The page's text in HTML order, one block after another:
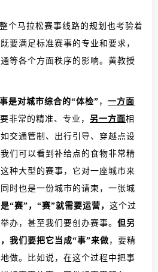
个马拉松赛事线路的规划也考验着
要满足标准赛事的专业和要求，
等各个方面秩序的影响。黄教授
是对城市综合的“体检” ， 一方面
非常的精准、专业， 另一方面相
交通管制、出行引导、穿越点设
们可以看到补给点的食物非常精
种大型的赛事，它对一座城市来
时也是一份城市的请柬，一张城
“赛”，“赛”就需要运营， 这个过
办，甚至我们要创办赛事。 但另
我们要把它当成“事”来做 ，要精
做。比如说，在这个过程中把事